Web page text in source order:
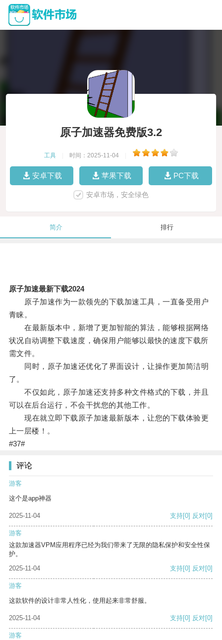
原子加速器免费版3.2
工具 时间：2025-11-04
安卓下载 苹果下载 PC下载
安卓市场，安全绿色
简介 排行
原子加速最新下载2024
原子加速作为一款领先的下载加速工具，一直备受用户
青睐。
在最新版本中，新增了更加智能的算法，能够根据网络
状况自动调整下载速度，确保用户能够以最快的速度下载所
需文件。
同时，原子加速还优化了界面设计，让操作更加简洁明
了。
不仅如此，原子加速还支持多种文件格式的下载，并且
可以在后台运行，不会干扰您的其他工作。
现在就立即下载原子加速最新版本，让您的下载体验更
上一层楼！。
#37#
评论
游客
这个是app神器
2025-11-04 支持[0] 反对[0]
游客
这款加速器VPM应用程序已经为我们带来了无限的隐私保护和安全性保
护。
2025-11-04
支持[0] 反对[0]
游客
这款软件的设计非常人性化，使用起来非常舒服。
2025-11-04 支持[0] 反对[0]
游客